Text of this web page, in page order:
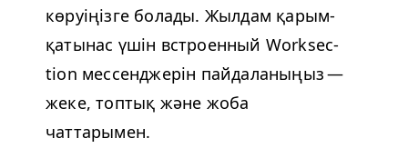
көруіңізге болады. Жылдам қарым-
қатынас үшін встроенный Work­sec­
tion мессенджерін пайдаланыңыз —
жеке, топтық және жоба
чаттарымен.